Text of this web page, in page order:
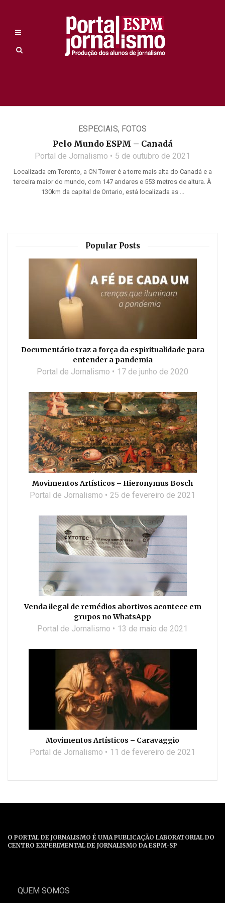
ESPECIAIS, FOTOS
Pelo Mundo ESPM – Canadá
Portal de Jornalismo 5 de outubro de 2021
Localizada em Toronto, a CN Tower é a torre mais alta do Canadá e a
terceira maior do mundo, com 147 andares e 553 metros de altura. À
130km da capital de Ontario, está localizada as ...
Popular Posts
Documentário traz a força da espiritualidade para
entender a pandemia
Portal de Jornalismo 17 de junho de 2020
Movimentos Artísticos – Hieronymus Bosch
Portal de Jornalismo 25 de fevereiro de 2021
Venda ilegal de remédios abortivos acontece em
grupos no WhatsApp
Portal de Jornalismo 13 de maio de 2021
Movimentos Artísticos – Caravaggio
Portal de Jornalismo 11 de fevereiro de 2021
O PORTAL DE JORNALISMO É UMA PUBLICAÇÃO LABORATORIAL DO
CENTRO EXPERIMENTAL DE JORNALISMO DA ESPM-SP
QUEM SOMOS